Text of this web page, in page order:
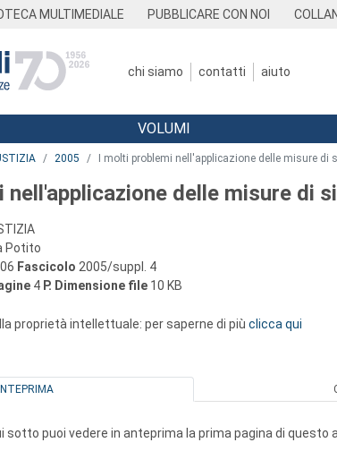
MULTIMEDIALE PUBBLICARE CON NOI
chi siamo contatti aiuto
VOLUMI
2005 I molti problemi nell'applicazione delle misure di
nell'applicazione delle misure di
Potito
Fascicolo 2005/suppl. 4
4 P. Dimensione file 10 KB
proprietà intellettuale: per saperne di più clicca qui
sotto puoi vedere in anteprima la prima pagina di questo